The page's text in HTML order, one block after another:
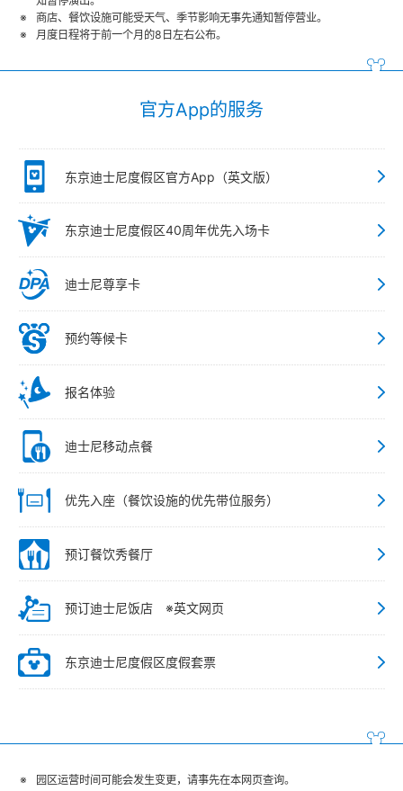
商店、餐饮设施可能受天气、季节影响无事先通知暂停营业。
月度日程将于前一个月的8日左右公布。
官方App的服务
东京迪士尼度假区官方App（英文版）
东京迪士尼度假区40周年优先入场卡
迪士尼尊享卡
预约等候卡
报名体验
迪士尼移动点餐
优先入座（餐饮设施的优先带位服务）
预订餐饮秀餐厅
预订迪士尼饭店 ※英文网页
东京迪士尼度假区度假套票
园区运营时间可能会发生变更，请事先在本网页查询。